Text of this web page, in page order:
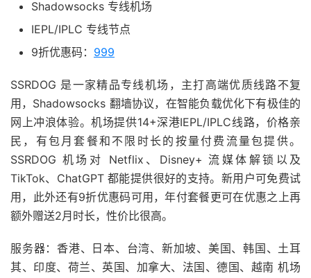
Shadowsocks 专线机场
IEPL/IPLC 专线节点
9折优惠码： 999
SSRDOG 是一家精品专线机场，主打高端优质线路不复
用，Shadowsocks 翻墙协议，在智能负载优化下有极佳的
网上冲浪体验。机场提供14+深港IEPL/IPLC线路，价格亲
民，有包月套餐和不限时长的按量付费流量包提供。
SSRDOG 机场对 Netflix、Disney+ 流媒体解锁以及
TikTok、ChatGPT 都能提供很好的支持。新用户可免费试
用，此外还有9折优惠码可用，年付套餐更可在优惠之上再
额外赠送2月时长，性价比很高。
服务器：香港、日本、台湾、新加坡、美国、韩国、土耳
其、印度、荷兰、英国、加拿大、法国、德国、越南 机场